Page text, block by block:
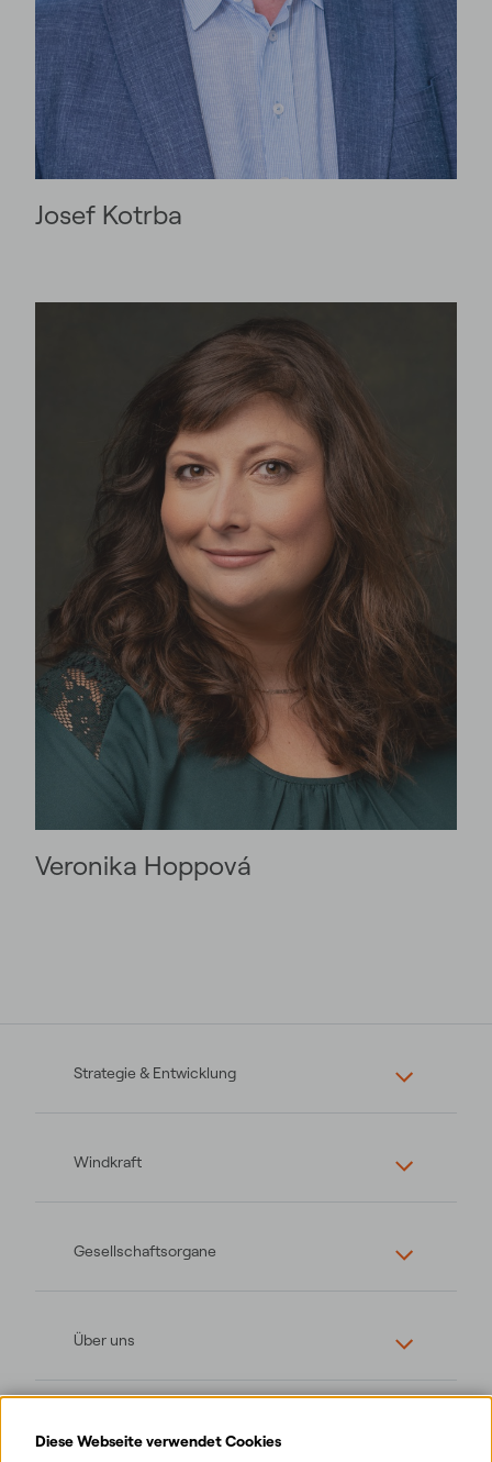
Diese Webseite verwendet Cookies
Josef Kotrba
Veronika Hoppová
Strategie & Entwicklung
Windkraft
Gesellschaftsorgane
Über uns